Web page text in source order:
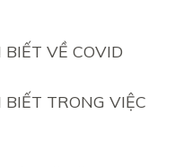
VỀ COVID
TRONG VIỆC